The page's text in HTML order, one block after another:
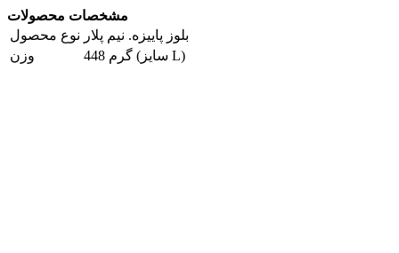
مشخصات محصولات
نوع محصول بلوز پاییزه. نیم پلار
وزن
448 گرم (سایز L)